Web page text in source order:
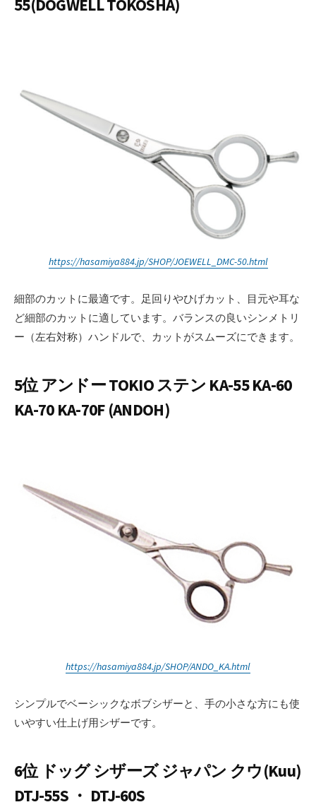
55(DOGWELL TOKOSHA)
https://hasamiya884.jp/SHOP/JOEWELL_DMC-50.html
細部のカットに最適です。足回りやひげカット、目元や耳な
ど細部のカットに適しています。バランスの良いシンメトリ
ー（左右対称）ハンドルで、カットがスムーズにできます。
5位 アンドー TOKIO ステン KA-55 KA-60
KA-70 KA-70F (ANDOH)
https://hasamiya884.jp/SHOP/ANDO_KA.html
シンプルでベーシックなボブシザーと、手の小さな方にも使
いやすい仕上げ用シザーです。
6位 ドッグ シザーズ ジャパン クウ(Kuu)
DTJ-55S ・ DTJ-60S